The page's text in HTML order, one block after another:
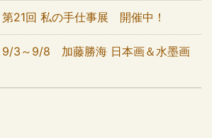
第21回 私の手仕事展 開催中！
9/3～9/8 加藤勝海 日本画＆水墨画